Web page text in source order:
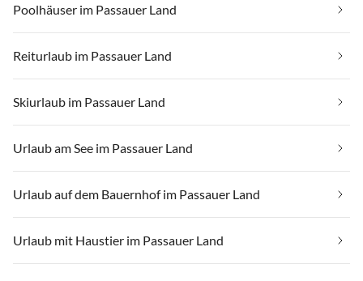
Poolhäuser im Passauer Land
Reiturlaub im Passauer Land
Skiurlaub im Passauer Land
Urlaub am See im Passauer Land
Urlaub auf dem Bauernhof im Passauer Land
Urlaub mit Haustier im Passauer Land